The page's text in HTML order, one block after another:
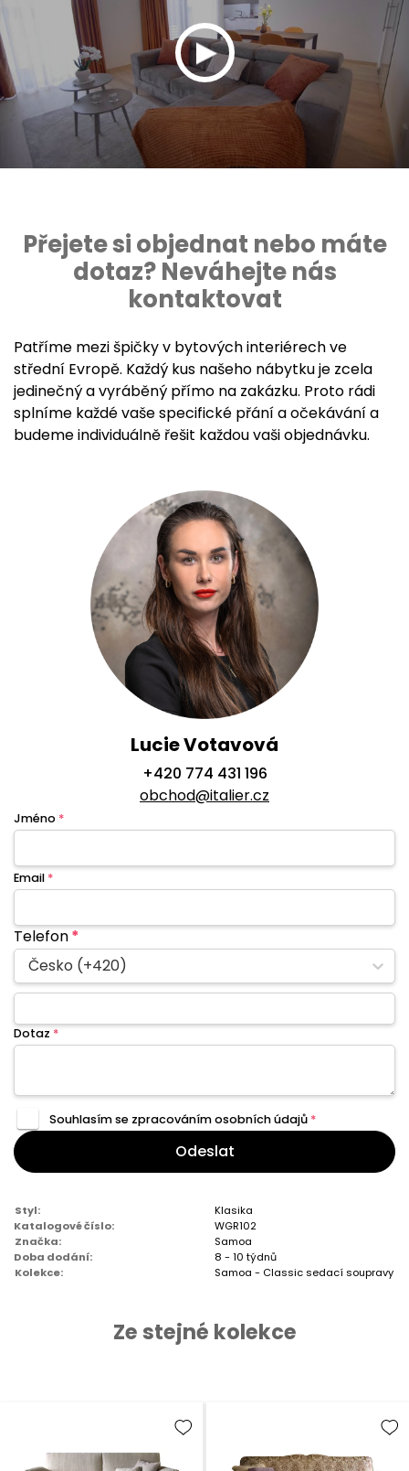
Přejete si objednat nebo máte
dotaz? Neváhejte nás
kontaktovat
Patříme mezi špičky v bytových interiérech ve
střední Evropě. Každý kus našeho nábytku je zcela
jedinečný a vyráběný přímo na zakázku. Proto rádi
splníme každé vaše specifické přání a očekávání a
budeme individuálně řešit každou vaši objednávku.
Lucie Votavová
+420 774 431 196
obchod@italier.cz
Jméno *
Email *
Telefon*
Česko (+420)
Dotaz *
Souhlasím se zpracovánímosobních údajů *
Odeslat
Styl:
Klasika
Katalogové číslo:
WGR102
Značka:
Samoa
Doba dodání:
8 - 10 týdnů
Kolekce:
Samoa - Classic sedací soupravy
Ze stejné kolekce